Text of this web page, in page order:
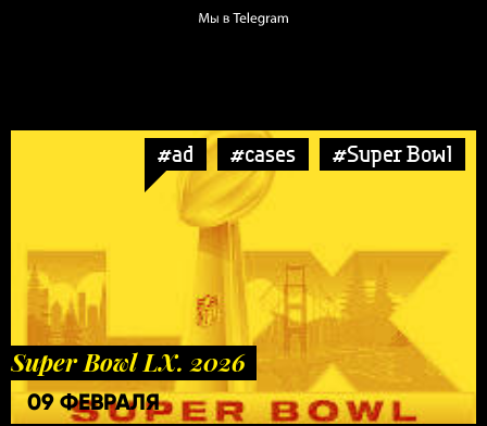
#ad #cases #Super Bowl
Super Bowl LX. 2026
09 ФЕВРАЛЯ